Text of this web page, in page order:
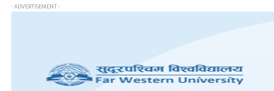
- ADVERTISEMENT -